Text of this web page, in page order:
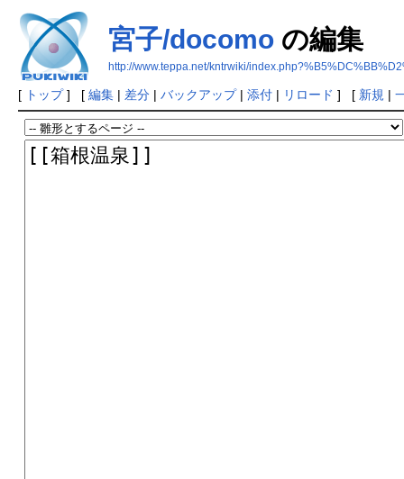
宮子/docomoの編集
http://www.teppa.net/kntrwiki/
[ トップ] [ 編集| 差分| バックアップ| 添付| リロード ] [ 新規 |